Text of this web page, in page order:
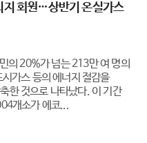
지 회원…상반기 온실가스
의 20%가 넘는 213만 여 명의
가스 등의 에너지 절감을
한 것으로 나타났다. 이 기간
개소가 에코...